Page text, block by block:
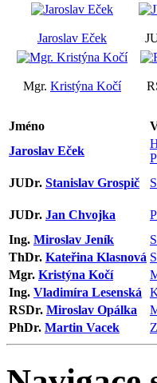
Jaroslav Eček
Mgr. Kristýna Kočí
Jméno
Jaroslav Eček
JUDr. Stanislav Grospič
JUDr. Jan Chvojka
Ing. Miroslav Jeník
ThDr. Kateřina Klasnová
Mgr. Kristýna Kočí
Ing. Vladimíra Lesenská
RSDr. Miroslav Opálka
PhDr. Martin Vacek